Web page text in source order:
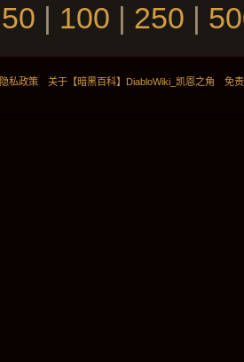
50 | 100 | 250 |
隐私政策 关于【暗黑百科】DiabloWiki_凯恩之角 免